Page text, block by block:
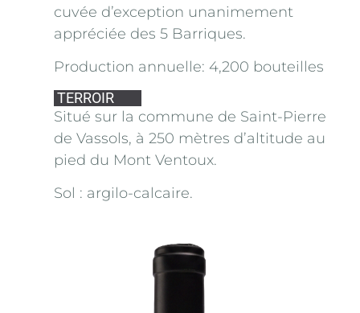
cuvée d’exception unanimement
appréciée des 5 Barriques.
Production annuelle: 4,200 bouteilles
TERROIR
Situé sur la commune de Saint-Pierre
de Vassols, à 250 mètres d’altitude au
pied du Mont Ventoux.
Sol : argilo-calcaire.